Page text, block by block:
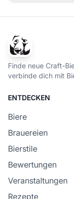
Finde neue Craft-
verbinde dich mit
ENTDECKEN
Biere
Brauereien
Bierstile
Bewertungen
Veranstaltungen
Rezepte